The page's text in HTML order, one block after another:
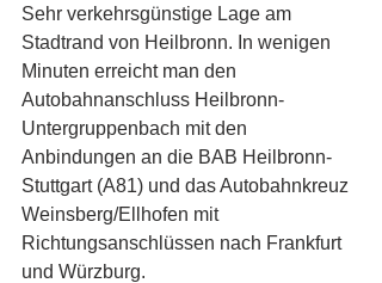
Sehr verkehrsgünstige Lage am
Stadtrand von Heilbronn. In wenigen
Minuten erreicht man den
Autobahnanschluss Heilbronn-
Untergruppenbach mit den
Anbindungen an die BAB Heilbronn-
Stuttgart (A81) und das Autobahnkreuz
Weinsberg/Ellhofen mit
Richtungsanschlüssen nach Frankfurt
und Würzburg.